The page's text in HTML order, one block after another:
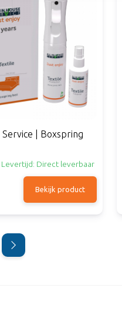
Service | Boxspring
Levertijd: Direct leverbaar
Bekijk product
arrow_forward_ios